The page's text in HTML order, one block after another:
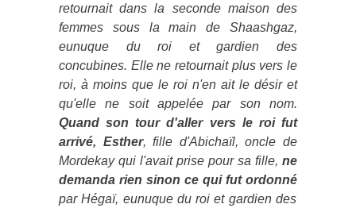
retournait dans la seconde maison des
femmes sous la main de Shaashgaz,
eunuque du roi et gardien des
concubines. Elle ne retournait plus vers le
roi, à moins que le roi n'en ait le désir et
qu'elle ne soit appelée par son nom.
Quand son tour d'aller vers le roi fut
arrivé, Esther, fille d'Abichaïl, oncle de
Mordekay qui l'avait prise pour sa fille, ne
demanda rien sinon ce qui fut ordonné
par Hégaï, eunuque du roi et gardien des